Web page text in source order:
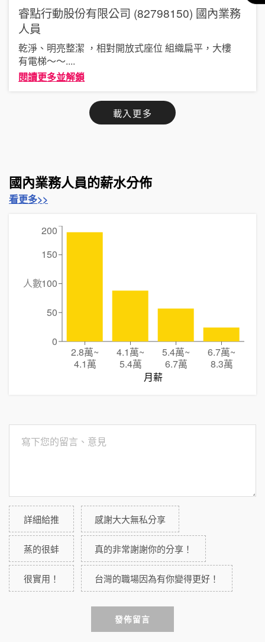
睿點行動股份有限公司 (82798150) 國內業務
人員
乾淨、明亮整潔 ，相對開放式座位 組織扁平，大樓
有電梯～～....
閱讀更多並解鎖
載入更多
國內業務人員的薪水分佈
看更多>>
2.8萬~
4.1萬
4.1萬~
5.4萬
5.4萬~
6.7萬
6.7萬~
8.3萬
月薪
0
50
100
150
200
人數
詳細給推 感謝大大無私分享
蒸的很蚌 真的非常謝謝你的分享！
很實用！ 台灣的職場因為有你變得更好！
發佈留言